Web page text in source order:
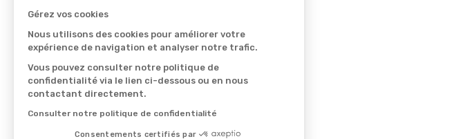
Gérez vos cookies
Nous utilisons des cookies pour améliorer votre
expérience de navigation et analyser notre trafic.
Vous pouvez consulter notre politique de
confidentialité via le lien ci-dessous ou en nous
contactant directement.
Consulter notre politique de confidentialité
Consentements certifiés par